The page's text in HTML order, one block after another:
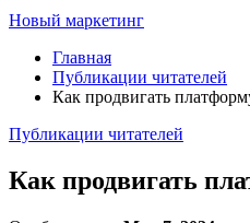
Новый маркетинг
Главная
Публикации читателей
Как продвигать
Публикации читателей
Как продвигать